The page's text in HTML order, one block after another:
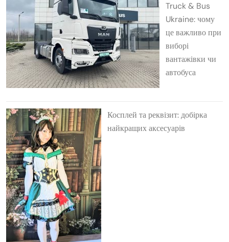
Truck & Bus
Ukraine: чому
це важливо при
виборі
вантажівки чи
автобуса
Косплей та реквізит: добірка
найкращих аксесуарів